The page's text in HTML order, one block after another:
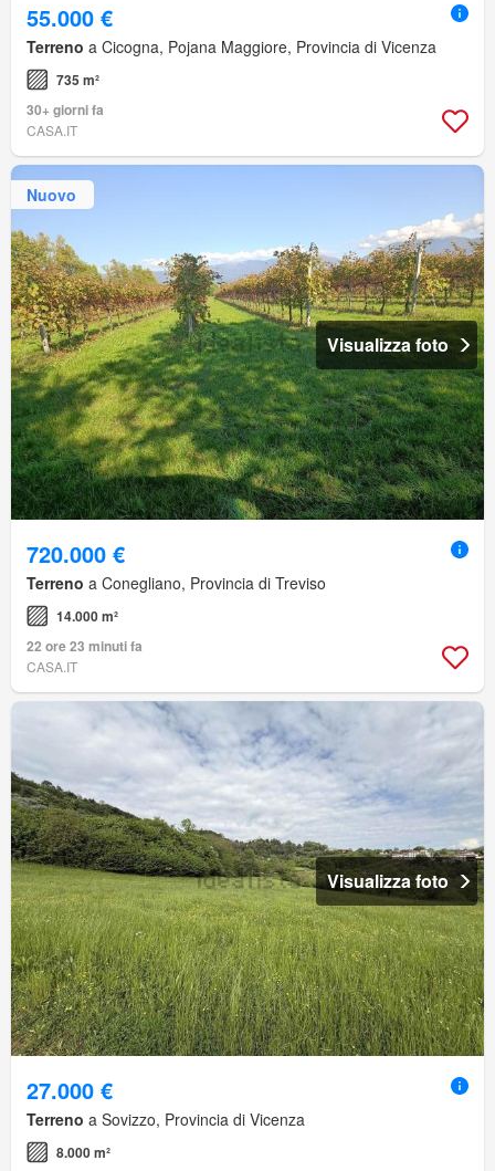
55.000 €
Terreno a Cicogna, Pojana Maggiore, Provincia di Vicenza
735 m²
30+ giorni fa
CASA.IT
Nuovo
Visualizza foto
720.000 €
Terreno a Conegliano, Provincia di Treviso
14.000 m²
22 ore 23 minuti fa
CASA.IT
Visualizza foto
27.000 €
Terreno a Sovizzo, Provincia di Vicenza
8.000 m²